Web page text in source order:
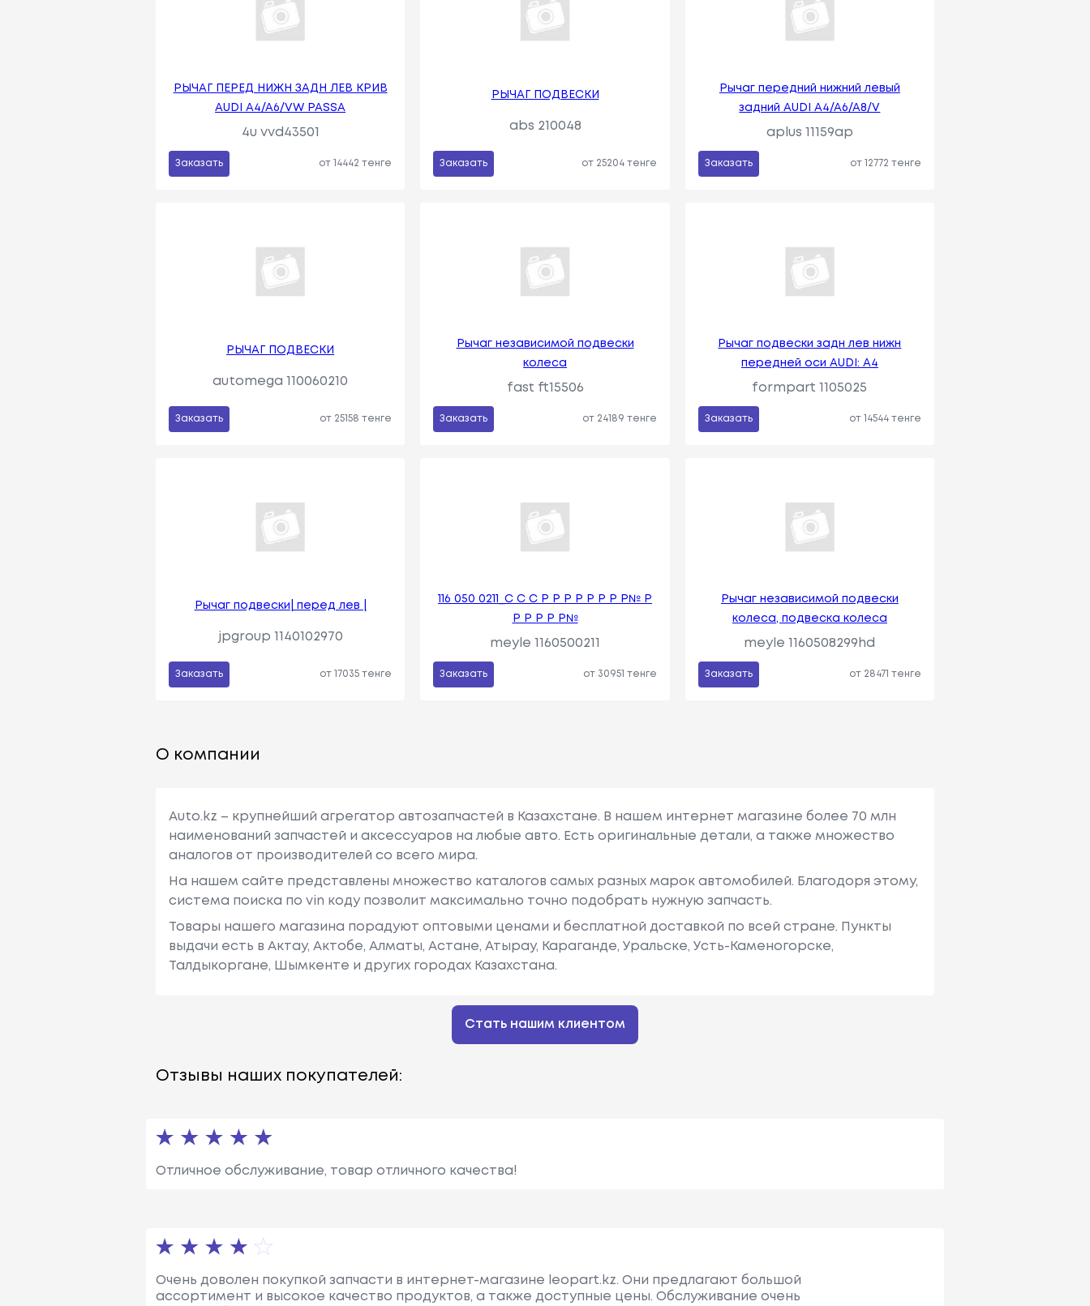
РЫЧАГ ПЕРЕД НИЖН ЗАДН ЛЕВ КРИВ
AUDI A4/A6/VW PASSA
4u vvd43501
Заказать от 14442 тенге
РЫЧАГ ПОДВЕСКИ
abs 210048
Заказать от 25204 тенге
Рычаг передний нижний левый
задний AUDI A4/A6/A8/V
aplus 11159ap
Заказать от 12772 тенге
РЫЧАГ ПОДВЕСКИ
automega 110060210
Заказать от 25158 тенге
Рычаг независимой подвески
колеса
fast ft15506
Заказать от 24189 тенге
Рычаг подвески задн лев нижн
передней оси AUDI: А4
formpart 1105025
Заказать от 14544 тенге
Рычаг подвески| перед лев |
jpgroup 1140102970
Заказать от 17035 тенге
116 050 0211_С С С Р Р Р Р Р Р Р Р№ Р
Р Р Р Р Р№
meyle 1160500211
Заказать от 30951 тенге
Рычаг независимой подвески
колеса, подвеска колеса
meyle 1160508299hd
Заказать от 28471 тенге
О компании
Auto.kz – крупнейший агрегатор автозапчастей в Казахстане. В нашем интернет магазине более 70 млн
наименований запчастей и аксессуаров на любые авто. Есть оригинальные детали, а также множество
аналогов от производителей со всего мира.
На нашем сайте представлены множество каталогов самых разных марок автомобилей. Благодоря этому,
система поиска по vin коду позволит максимально точно подобрать нужную запчасть.
Товары нашего магазина порадуют оптовыми ценами и бесплатной доставкой по всей стране. Пункты
выдачи есть в Актау, Актобе, Алматы, Астане, Атырау, Караганде, Уральске, Усть-Каменогорске,
Талдыкоргане, Шымкенте и других городах Казахстана.
Стать нашим клиентом
Отзывы наших покупателей:
Отличное обслуживание, товар отличного качества!
Очень доволен покупкой запчасти в интернет-магазине leopart.kz. Они предлагают большой
ассортимент и высокое качество продуктов, а также доступные цены. Обслуживание очень